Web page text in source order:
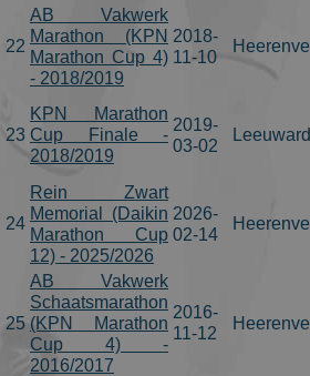
22
AB Vakwerk
Marathon (KPN
Marathon Cup 4)
- 2018/2019
2018-
11-10
23
KPN Marathon
Cup Finale -
2018/2019
2019-
03-02
24
Rein Zwart
Memorial (Daikin
Marathon Cup
12) - 2025/2026
2026-
02-14
25
AB Vakwerk
Schaatsmarathon
(KPN Marathon
Cup 4) -
2016/2017
2016-
11-12